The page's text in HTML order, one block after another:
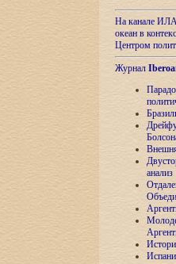
На канале
океан в
Центром
Журнал
анализ